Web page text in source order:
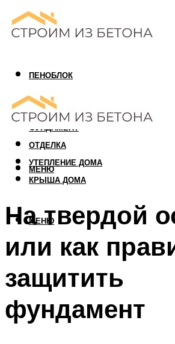
ПЕНОБЛОК
ГАЗОБЛОК
АРБОЛИТОВЫЙ БЛОК
ФУНДАМЕНТ
ОТДЕЛКА
УТЕПЛЕНИЕ ДОМА
КРЫША ДОМА
МЕНЮ
МЕНЮ
На твердой
или как
защитить
фундамент